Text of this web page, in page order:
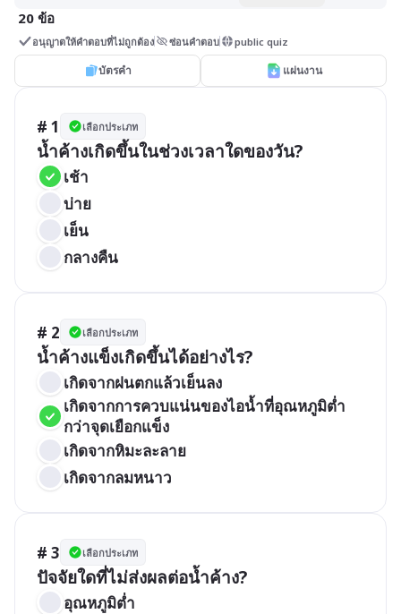
20 ข้อ
อนุญาตให้คำตอบที่ไม่ถูกต้อง ซ่อนคำตอบ public quiz
บัตรคำ แผ่นงาน
# 1 เลือกประเภท
น้ำค้างเกิดขึ้นในช่วงเวลาใดของวัน?
เช้า
บ่าย
เย็น
กลางคืน
# 2 เลือกประเภท
น้ำค้างแข็งเกิดขึ้นได้อย่างไร?
เกิดจากฝนตกแล้วเย็นลง
เกิดจากการควบแน่นของไอน้ำที่อุณหภูมิต่ำ
กว่าจุดเยือกแข็ง
เกิดจากหิมะละลาย
เกิดจากลมหนาว
# 3 เลือกประเภท
ปัจจัยใดที่ไม่ส่งผลต่อน้ำค้าง?
อุณหภูมิต่ำ